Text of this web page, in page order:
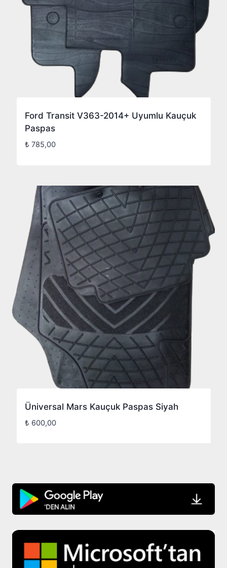
Ford Transit V363-2014+ Uyumlu Kauçuk
Paspas
₺ 785,00
Üniversal Mars Kauçuk Paspas Siyah
₺ 600,00